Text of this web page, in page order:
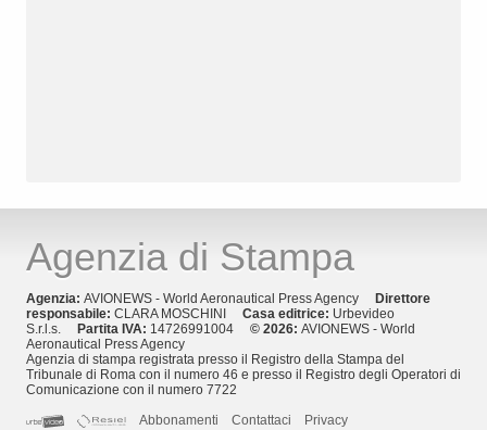
Agenzia di Stampa
Agenzia: AVIONEWS - World Aeronautical Press Agency
Direttore
responsabile: CLARA MOSCHINI Casa editrice: Urbevideo
S.r.l.s.
Partita IVA: 14726991004 © 2026: AVIONEWS - World
Aeronautical Press Agency
Agenzia di stampa registrata presso il Registro della Stampa del
Tribunale di Roma con il numero 46 e presso il Registro degli Operatori di
Comunicazione con il numero 7722
Abbonamenti
Contattaci
Privacy